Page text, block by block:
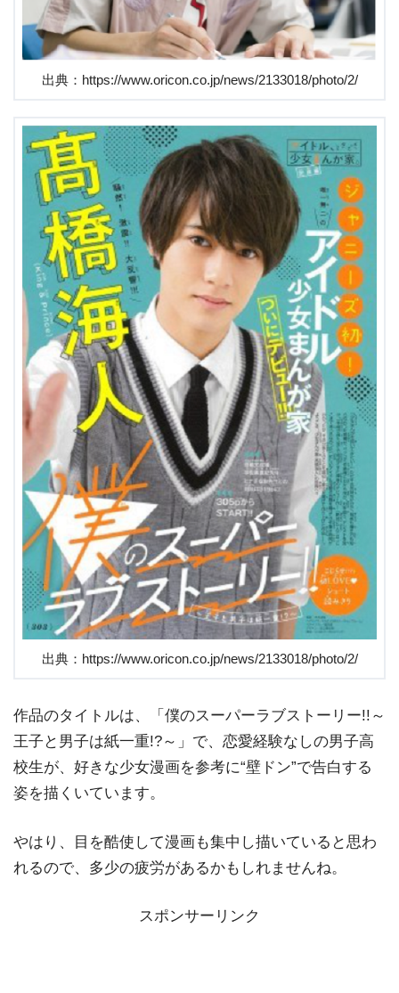
出典：https://www.oricon.co.jp/news/2133018/photo/2/
出典：https://www.oricon.co.jp/news/2133018/photo/2/
作品のタイトルは、「僕のスーパーラブストーリー!!～
王子と男子は紙一重!?～」で、恋愛経験なしの男子高
校生が、好きな少女漫画を参考に“壁ドン”で告白する
姿を描くいています。
やはり、目を酷使して漫画も集中し描いていると思わ
れるので、多少の疲労があるかもしれませんね。
スポンサーリンク